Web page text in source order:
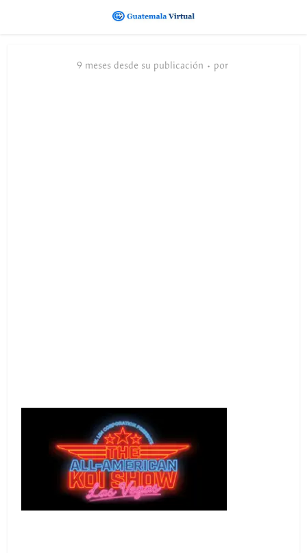
9 meses desde su publicación por